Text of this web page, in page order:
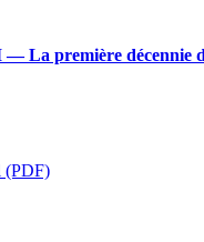
La première décennie
(PDF)